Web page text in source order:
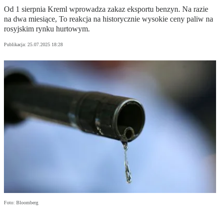
Od 1 sierpnia Kreml wprowadza zakaz eksportu benzyn. Na razie
na dwa miesiące, To reakcja na historycznie wysokie ceny paliw na
rosyjskim rynku hurtowym.
Publikacja: 25.07.2025 18:28
Foto: Bloomberg